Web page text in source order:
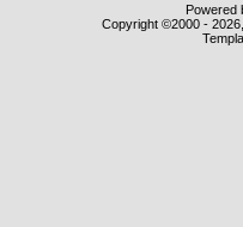
Powered
Copyright ©2000 -